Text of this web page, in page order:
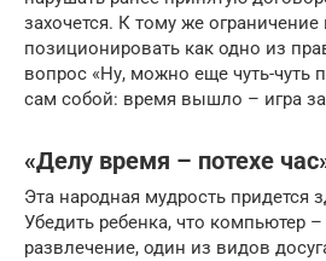
захочется. К тому же
позиционировать как одно из
вопрос «Ну, можно еще чуть-чуть
сам собой: время вышло – игра
«Делу время – потехе
Эта народная мудрость придется
Убедить ребенка, что компьютер
развлечение, один из видов